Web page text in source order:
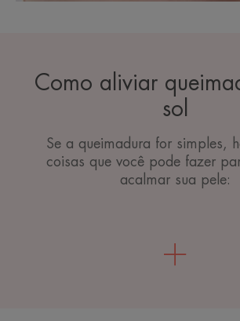
Como aliviar
sol
Se a queimadura for simples,
coisas que você pode fazer
acalmar sua pele: